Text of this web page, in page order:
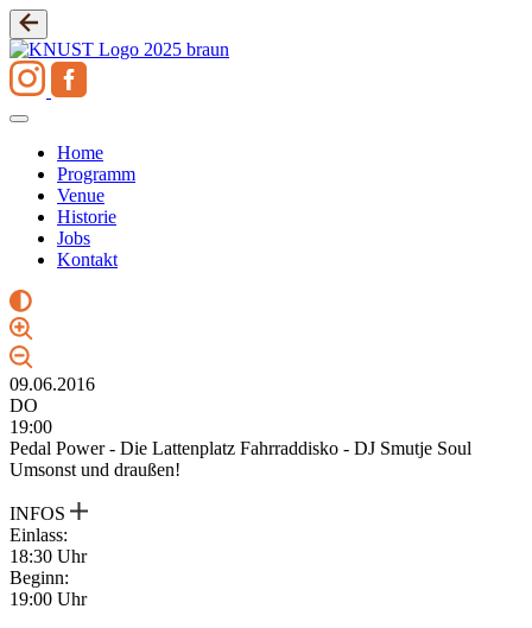
Zum
Inhalt
springen
Home
Programm
Venue
Historie
Jobs
Kontakt
09.06.2016
DO
19:00
Pedal Power - Die Lattenplatz Fahrraddisko - DJ Smutje Soul
Umsonst und draußen!
INFOS
Einlass:
18:30 Uhr
Beginn:
19:00 Uhr